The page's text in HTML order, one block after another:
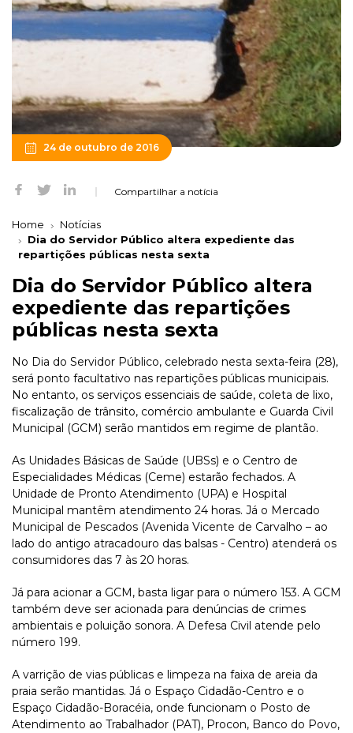
24 de outubro de 2016
Compartilhar a notícia
Home
Notícias
Dia do Servidor Público altera expediente das
repartições públicas nesta sexta
Dia do Servidor Público altera
expediente das repartições
públicas nesta sexta
No Dia do Servidor Público, celebrado nesta sexta-feira (28),
será ponto facultativo nas repartições públicas municipais.
No entanto, os serviços essenciais de saúde, coleta de lixo,
fiscalização de trânsito, comércio ambulante e Guarda Civil
Municipal (GCM) serão mantidos em regime de plantão.
As Unidades Básicas de Saúde (UBSs) e o Centro de
Especialidades Médicas (Ceme) estarão fechados. A
Unidade de Pronto Atendimento (UPA) e Hospital
Municipal mantêm atendimento 24 horas. Já o Mercado
Municipal de Pescados (Avenida Vicente de Carvalho – ao
lado do antigo atracadouro das balsas - Centro) atenderá os
consumidores das 7 às 20 horas.
Já para acionar a GCM, basta ligar para o número 153. A GCM
também deve ser acionada para denúncias de crimes
ambientais e poluição sonora. A Defesa Civil atende pelo
número 199.
A varrição de vias públicas e limpeza na faixa de areia da
praia serão mantidas. Já o Espaço Cidadão-Centro e o
Espaço Cidadão-Boracéia, onde funcionam o Posto de
Atendimento ao Trabalhador (PAT), Procon, Banco do Povo,